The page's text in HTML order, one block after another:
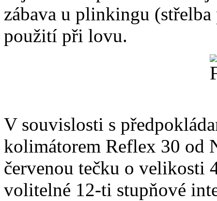
zábava u plinkingu
použití při lovu.
V souvislosti s
kolimátorem Reflex 30 od
červenou tečku o
volitelné 12-ti stupňové